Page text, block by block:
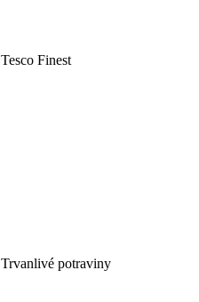
Tesco Finest
Trvanlivé potraviny